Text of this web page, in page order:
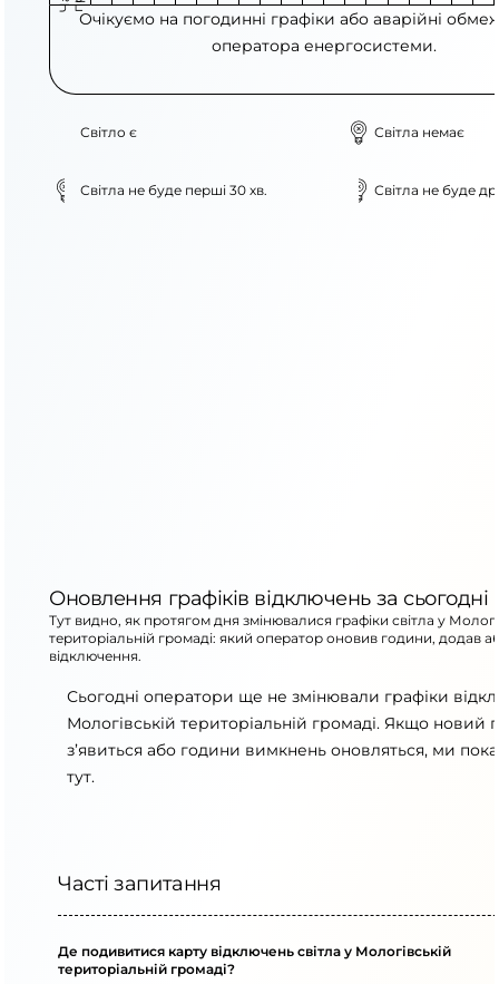
Очікуємо на погодинні графіки або аварійні
оператора енергосистеми.
Світло є Світла немає
Світла не буде перші 30 хв. Світла не буде
Оновлення графіків відключень за сьогодні
Тут видно, як протягом дня змінювалися графіки світла у
територіальній громаді: який оператор оновив години, додав
відключення.
Сьогодні оператори ще не змінювали графіки
Мологівській територіальній громаді. Якщо новий
з’явиться або години вимкнень оновляться, ми
тут.
Часті запитання
Де подивитися карту відключень світла у Мологівській
територіальній громаді?